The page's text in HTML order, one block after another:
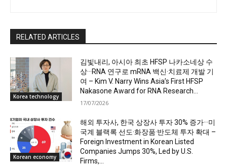
RELATED ARTICLES
Korea technology
김빛내리, 아시아 최초 HFSP 나카소네상 수
상···RNA 연구로 mRNA 백신·치료제 개발 기
여 – Kim V. Narry Wins Asia’s First HFSP
Nakasone Award for RNA Research...
17/07/2026
Korean economy
해외 투자사, 한국 상장사 투자 30% 증가···미
국계 블랙록 선도·화장품·반도체 투자 확대 –
Foreign Investment in Korean Listed
Companies Jumps 30%, Led by U.S.
Firms,...